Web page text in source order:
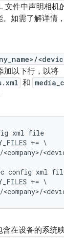
文件中声明相机
如需了解详情
加以下行，以将
和
xml file
+= \
<company>/
config xml
+= \
在设备的系统